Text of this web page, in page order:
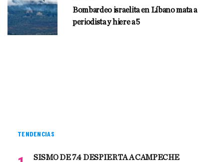
Bombardeo israelita en Líbano mata a
periodista y hiere a 5
TENDENCIAS
SISMO DE 7.4 DESPIERTA A CAMPECHE